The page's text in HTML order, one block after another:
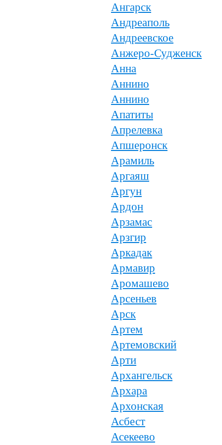
Ангарск
Андреаполь
Андреевское
Анжеро-Судженск
Анна
Аннино
Аннино
Апатиты
Апрелевка
Апшеронск
Арамиль
Аргаяш
Аргун
Ардон
Арзамас
Арзгир
Аркадак
Армавир
Аромашево
Арсеньев
Арск
Артем
Артемовский
Арти
Архангельск
Архара
Архонская
Асбест
Асекеево